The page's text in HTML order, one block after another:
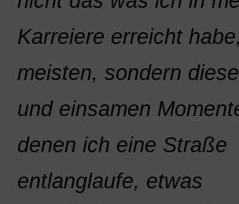
Karreiere erreicht
meisten, sondern
und einsamen
denen ich eine Straße
entlanglaufe, etwas